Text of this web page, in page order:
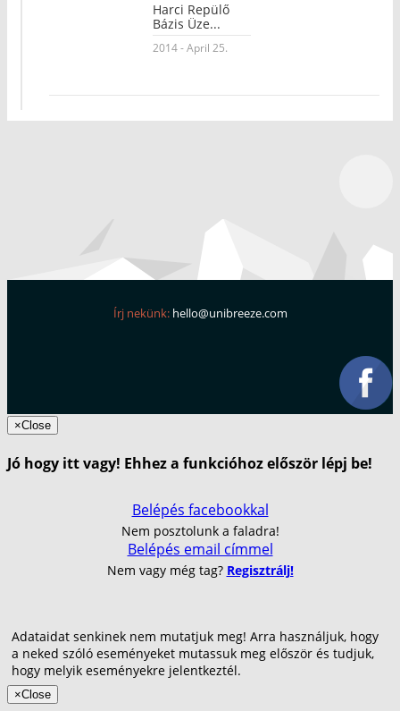
Harci Repülő
Bázis Üze...
2014 - April 25.
Írj nekünk: hello@unibreeze.com
×Close
Jó hogy itt vagy! Ehhez a funkcióhoz először lépj be!
Belépés facebookkal
Nem posztolunk a faladra!
Belépés email címmel
Nem vagy még tag? Regisztrálj!
Adataidat senkinek nem mutatjuk meg! Arra használjuk, hogy
a neked szóló eseményeket mutassuk meg először és tudjuk,
hogy melyik eseményekre jelentkeztél.
×Close